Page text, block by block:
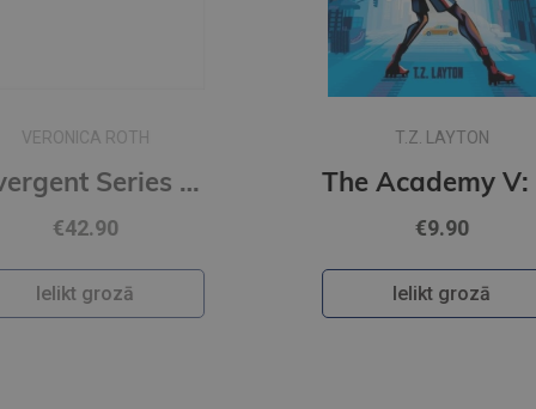
Divergent Series Box Set (Books 1-4) The Academy V: Cup of Nations : A Fun-Filled Football Adventure (The Academy Series Book 5)